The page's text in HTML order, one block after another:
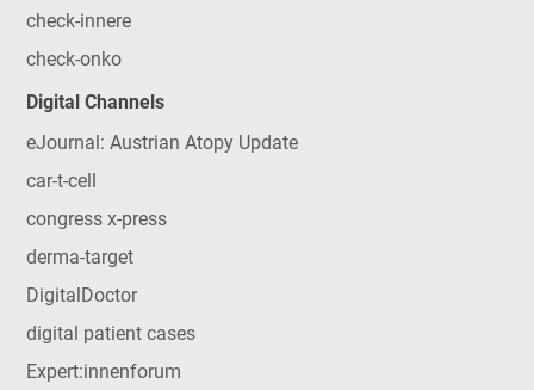
check-innere
check-onko
Digital Channels
eJournal: Austrian Atopy Update
car-t-cell
congress x-press
derma-target
DigitalDoctor
digital patient cases
Expert:innenforum